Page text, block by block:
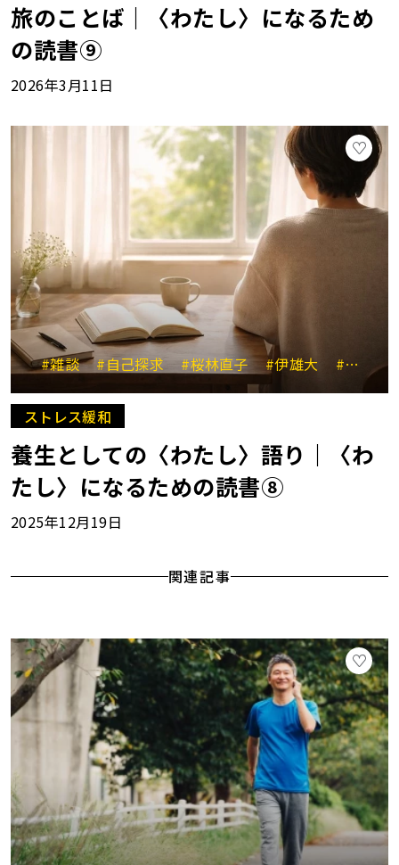
旅のことば｜〈わたし〉になるため
の読書⑨
2026年3月11日
#雑談 #自己探求 #桜林直子 #伊雄大 #キムハナ
ストレス緩和
養生としての〈わたし〉語り｜〈わ
たし〉になるための読書⑧
2025年12月19日
関連記事